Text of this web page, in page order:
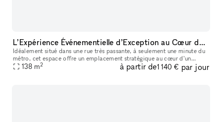
L’Expérience Événementielle d’Exception au Cœur de Bastille
Idéalement situé dans une rue très passante, à seulement une minute du
métro, cet espace offre un emplacement stratégique au cœur d’un
quartier dynamique et recherché. La boutique de 90 m² bénéficie
138 m2 à partir de1 140 € par jour